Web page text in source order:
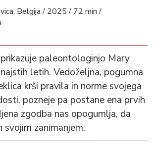
Belgija / 2025 / 72 min /
paleontologinjo Mary
letih. Vedoželjna, pogumna
krši pravila in norme svojega
pozneje pa postane ena prvih
zgodba nas opogumlja, da
svojim zanimanjem.